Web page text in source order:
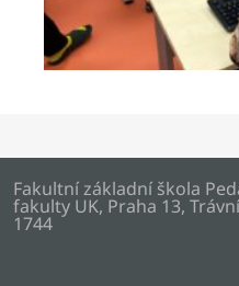
Fakultní základní škola
fakulty UK, Praha 13,
1744